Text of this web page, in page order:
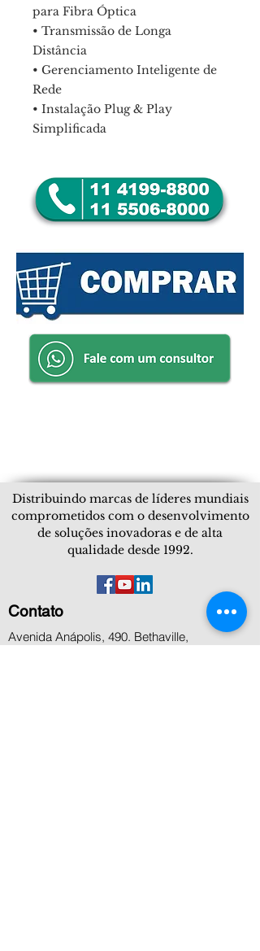
para Fibra Óptica
• Transmissão de Longa
Distância
• Gerenciamento Inteligente de
Rede
• Instalação Plug & Play
Simplificada
Distribuindo marcas de líderes mundiais
comprometidos com o desenvolvimento
de soluções inovadoras e de alta
qualidade desde 1992.
Contato
Avenida Anápolis, 490. Bethaville,